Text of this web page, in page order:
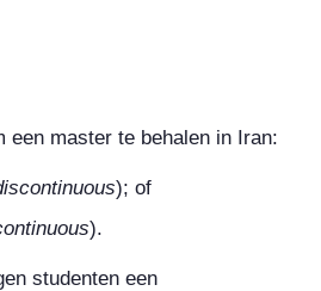
een master te behalen in Iran:
); of
).
studenten een